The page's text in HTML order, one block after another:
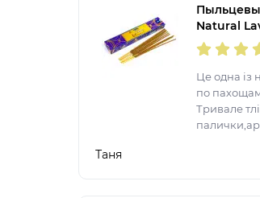
Natural
Satya
Лаванда)
Це одна із
по
Тривале
більшість
Таня